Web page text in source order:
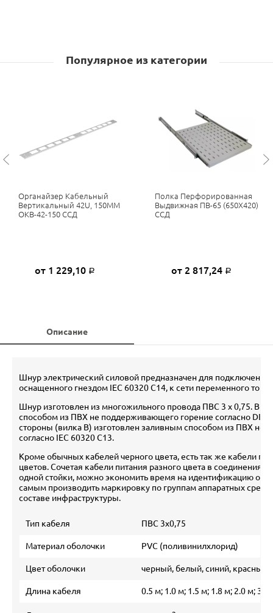
Популярное из категории
Органайзер Кабельный
Вертикальный 42U, 150ММ
ОКВ-42-150 ССД
от 1 229,10 Р
Полка Перфорированная
Выдвижная ПВ-65 (650Х420)
ССД
от 2 817,24 Р
Описание
Шнур электрический силовой предназначен для подключения
оснащенного гнездом IEC 60320 C14, к сети переменного тока
Шнур изготовлен из многожильного провода ПВС 3 х 0,75.
способом из ПВХ не поддерживающего горение согласно
стороны (вилка В) изготовлен заливным способом из ПВХ не
согласно IEC 60320 C13.
Кроме обычных кабелей черного цвета, есть так же кабели
цветов. Сочетая кабели питания разного цвета в соединениях
одной стойки, можно экономить время на идентификацию
самым производить маркировку по группам аппаратных
составе инфраструктуры.
Тип кабеля ПВС 3х0,75
Материал оболочки PVC (поливинилхлорид)
Цвет оболочки черный, белый, синий, красный
Длина кабеля 0.5 м; 1.0 м; 1.5 м; 1.8 м; 2.0 м; 3.0